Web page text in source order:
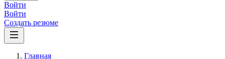
Войти
Войти
Создать резюме
Главная